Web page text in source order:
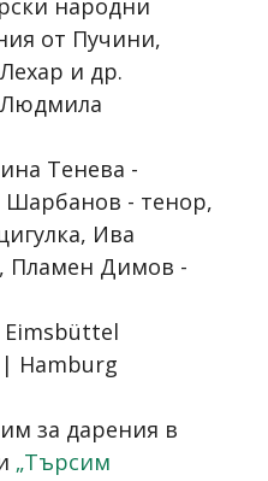
народни
от Пучини,
и др.
Тенева -
- тенор,
Ива
Пламен Димов -
Eimsbüttel
Hamburg
за дарения в
„Търсим